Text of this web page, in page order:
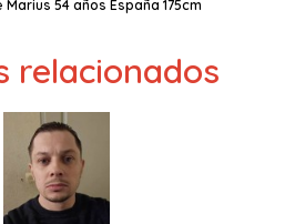
54 años España 175cm
relacionados